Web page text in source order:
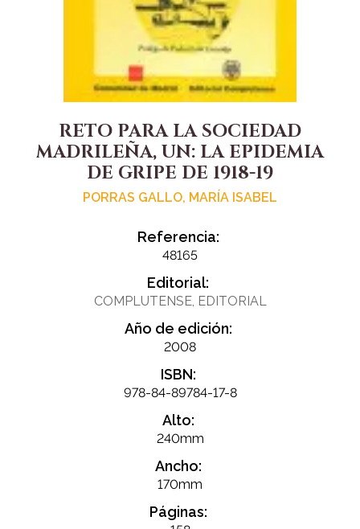
RETO PARA LA SOCIEDAD
MADRILEÑA, UN: LA EPIDEMIA
DE GRIPE DE 1918-19
PORRAS GALLO, MARÍA ISABEL
Referencia:
48165
Editorial:
COMPLUTENSE, EDITORIAL
Año de edición:
2008
ISBN:
978-84-89784-17-8
Alto:
240mm
Ancho:
170mm
Páginas: